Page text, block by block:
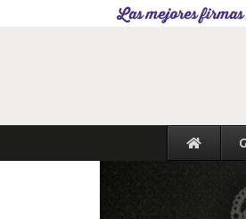
Las mejores